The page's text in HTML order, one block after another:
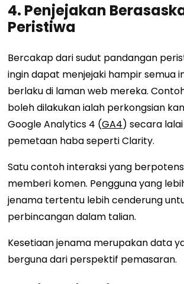
4. Penjejakan
Peristiwa
Bercakap dari sudut pandangan
ingin dapat menjejaki hampir semua
berlaku di laman web mereka.
boleh dilakukan ialah perkongsian
Google Analytics 4 (GA4) secara
pemetaan haba seperti Clarity.
Satu contoh interaksi yang
memberi komen. Pengguna yang
jenama tertentu lebih cenderung
perbincangan dalam talian.
Kesetiaan jenama merupakan data
berguna dari perspektif pemasaran.